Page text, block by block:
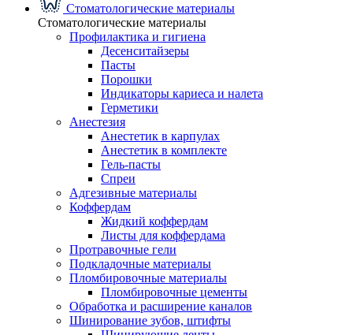
Стоматологические материалы
Стоматологические материалы
Профилактика и гигиена
Десенситайзеры
Пасты
Порошки
Индикаторы кариеса и налета
Герметики
Анестезия
Анестетик в карпулах
Анестетик в комплекте
Гель-пасты
Спреи
Адгезивные материалы
Коффердам
Жидкий коффердам
Листы для коффердама
Протравочные гели
Подкладочные материалы
Пломбировочные материалы
Пломбировочные цементы
Обработка и расширение каналов
Шинирование зубов, штифты